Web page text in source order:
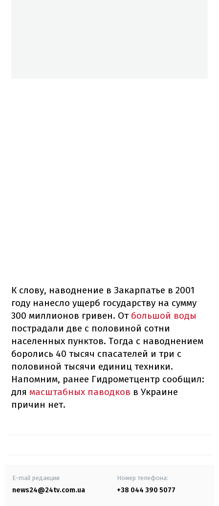
К слову, наводнение в Закарпатье в 2001
году нанесло ущерб государству на сумму
300 миллионов гривен. От большой воды
пострадали две с половиной сотни
населенных пунктов. Тогда с наводнением
боролись 40 тысяч спасателей и три с
половиной тысячи единиц техники.
Напомним, ранее Гидрометцентр сообщил:
для масштабных паводков в Украине
причин нет.
E-mail редакции
news24@24tv.com.ua
Номер телефона:
+38 044 390 5077